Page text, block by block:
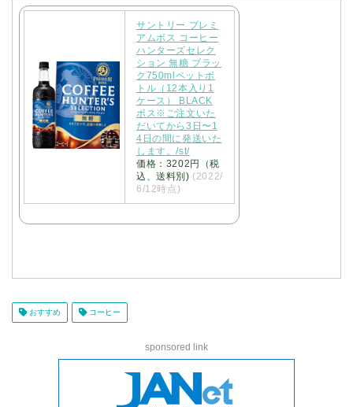
サントリー プレミ
アムボス コーヒー
ハンターズセレク
ション 無糖 ブラッ
ク750mlペットボ
トル（12本入り1
ケース） BLACK
ボス※ご注文いた
だいてから3日〜1
4日の間に発送いた
します。/st/
価格：3202円（税
込、送料別) (2022/
6/12時点)
おすすめ コーヒー
sponsored link